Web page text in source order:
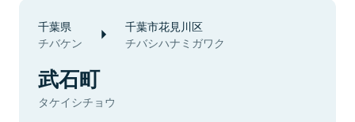
千葉県
チバケン
千葉市花見川区
チバシハナミガワク
武石町
タケイシチョウ